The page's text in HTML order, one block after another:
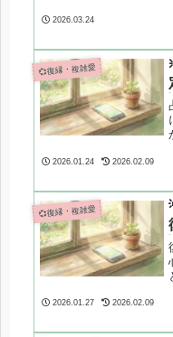
2026.03.24
💞復縁・複雑愛
2026.01.24 2026.02.09
💞復縁・複雑愛
2026.01.27 2026.02.09